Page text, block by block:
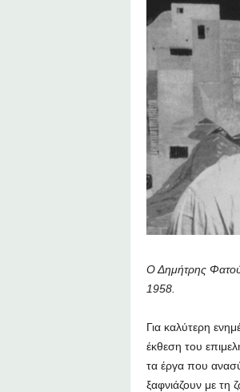
Ο Δημήτρης
1958.
Για καλύτερη
έκθεση του
τα έργα που
ξαφνιάζουν με τη